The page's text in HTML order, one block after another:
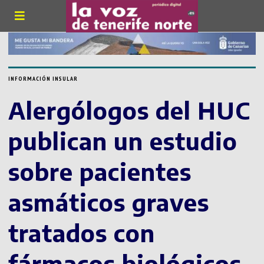
INFORMACIÓN INSULAR
Alergólogos del HUC
publican un estudio
sobre pacientes
asmáticos graves
tratados con